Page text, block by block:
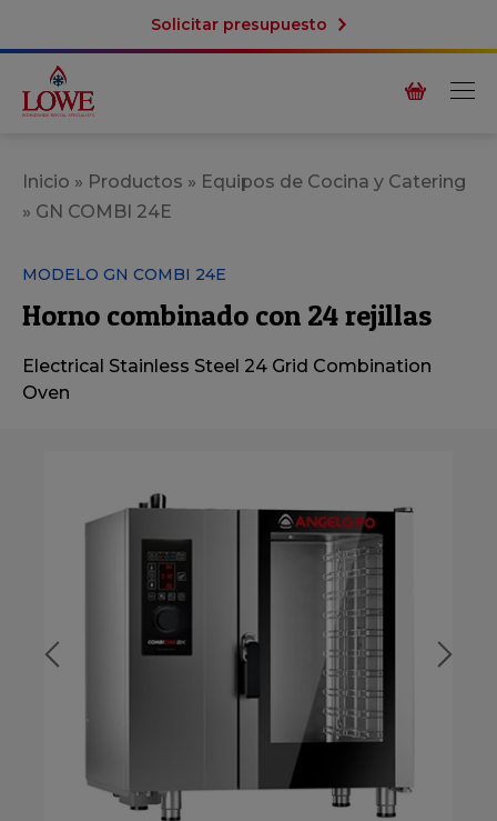
Solicitar presupuesto
Inicio » Productos » Equipos de Cocina y Catering
» GN COMBI 24E
MODELO GN COMBI 24E
Horno combinado con 24 rejillas
Electrical Stainless Steel 24 Grid Combination
Oven